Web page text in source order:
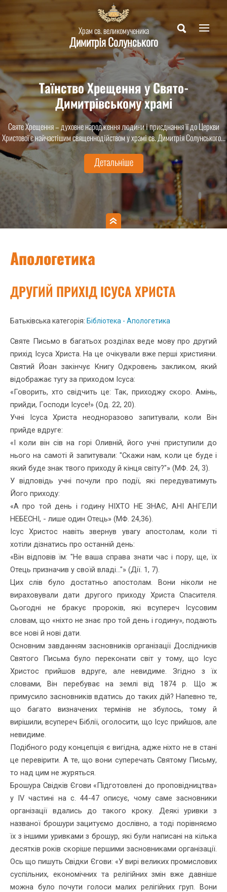
Храм св. великомученика
Димитрія Солунського
Таїнство Хрещення у Свято-
Димитрівському храмі
Святе Хрещення – духовне народження людини і приєднання її до Церкви
Христової є найчастішим священнодійством у храмі св. Димитрія Солунського...
Детальніше
Апологетика
ДРУГИЙ ПРИХІД ІСУСА ХРИСТА
Батьківська категорія: Бібліотека - Апологетика
Святе Письмо в багатьох розділах веде мову про другий
прихід Ісуса Христа. На це очікували вже перші християни.
Святий Йоан закінчує Книгу Одкровень закликом, який
відображає тугу за прихо­дом Ісуса:
«Говорить, хто свідчить це: Так, приходжу скоро. Амінь,
прийди, Господи Ісусе!» (Од. 22, 20).
Учні Ісуса Христа неодноразово запитували, коли Він
прийде вдруге:
«І коли він сів на горі Оливній, його учні приступили до
нього на самоті й запитували: "Скажи нам, коли це буде і
який буде знак твого приходу й кінця світу?"» (МФ. 24, 3).
У відповідь учні почули про події, які передуватимуть
Його при­ходу:
«А про той день і годину НІХТО НЕ ЗНАЄ, АНІ АНГЕЛИ
НЕБЕС­НІ, - лише один Отець» (МФ. 24,36).
Ісус Христос навіть звернув увагу апостолам, коли ті
хотіли діз­натись про останній день:
«Він відповів їм: "Не ваша справа знати час і пору, ще, їх
Отець призначив у своїй владі..."» (Дії. 1, 7).
Цих слів було достатньо апостолам. Вони ніколи не
вираховували дати другого приходу Христа Спасителя.
Сьогодні не бракує про­років, які всупереч Ісусовим
словам, що «ніхто не знає про той день і годину», подають
все нові й нові дати.
Основним завданням засновників організації Дослідників
Святого Письма було переконати світ у тому, що Ісус
Христос прийшов вдруге, але невидиме. Згідно з їх
словами, Він перебуває на землі від 1874 р. Що ж
примусило засновників вдатись до таких дій? Напевно те,
що багато визначених термінів не збулось, тому й
вирішили, всупереч Біблії, оголосити, що Ісус прийшов, але
невидиме.
Подібного роду концепція є вигідна, адже ніхто не в стані
це перевірити. А те, що вони суперечать Святому Письму,
то над цим не журяться.
Брошура Свідків Єгови «Підготовлені до проповідництва»
у IV частині на с. 44-47 описує, чому саме засновники
організації вдались до такого кроку. Деякі уривки з
названої брошури зацитуємо дослів­но, а тоді порівняємо
їх з іншими уривками з брошур, які були напи­сані на кілька
десятків років скоріше першими засновниками орга­нізації.
Ось що пишуть Свідки Єгови: «У вирі великих промислових
суспільних, економічних та релігійних змін вже давніше
можна було почути голоси малих релігійних груп. Вони